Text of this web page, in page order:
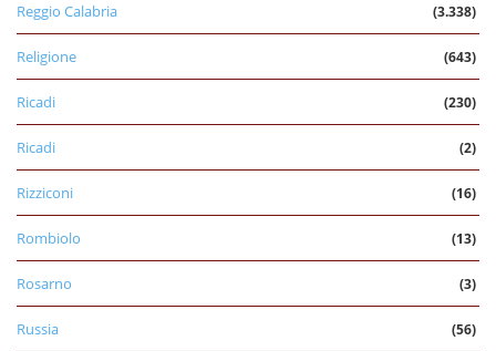
Reggio Calabria (3.338)
Religione (643)
Ricadi (230)
Ricadi (2)
Rizziconi (16)
Rombiolo (13)
Rosarno (3)
Russia (56)